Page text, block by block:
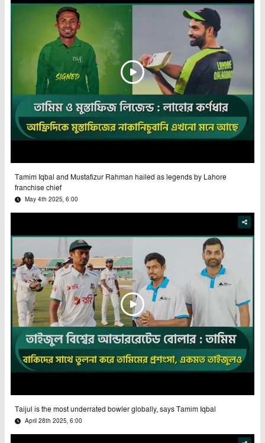
Tamim Iqbal and Mustafizur Rahman hailed as legends by Lahore
franchise chief
May 4th 2025, 6:00
Taijul is the most underrated bowler globally, says Tamim Iqbal
April 28th 2025, 6:00